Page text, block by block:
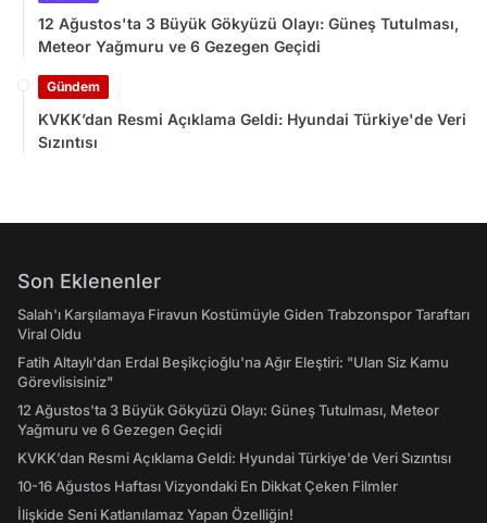
12 Ağustos'ta 3 Büyük Gökyüzü Olayı: Güneş Tutulması,
Meteor Yağmuru ve 6 Gezegen Geçidi
Gündem
KVKK’dan Resmi Açıklama Geldi: Hyundai Türkiye'de Veri
Sızıntısı
Son Eklenenler
Salah'ı Karşılamaya Firavun Kostümüyle Giden Trabzonspor Taraftarı
Viral Oldu
Fatih Altaylı'dan Erdal Beşikçioğlu'na Ağır Eleştiri: "Ulan Siz Kamu
Görevlisisiniz"
12 Ağustos'ta 3 Büyük Gökyüzü Olayı: Güneş Tutulması, Meteor
Yağmuru ve 6 Gezegen Geçidi
KVKK’dan Resmi Açıklama Geldi: Hyundai Türkiye'de Veri Sızıntısı
10-16 Ağustos Haftası Vizyondaki En Dikkat Çeken Filmler
İlişkide Seni Katlanılamaz Yapan Özelliğin!